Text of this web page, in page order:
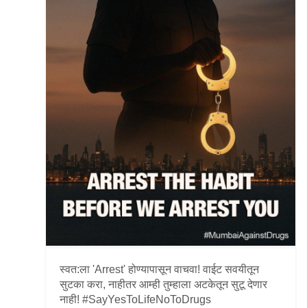
स्वत:ला 'Arrest' होण्यापासून वाचवा! वाईट सवयीतून
सुटका करा, नाहीतर आम्ही तुम्हाला अटकेतून सुटू देणार
नाही! #SayYesToLifeNoToDrugs